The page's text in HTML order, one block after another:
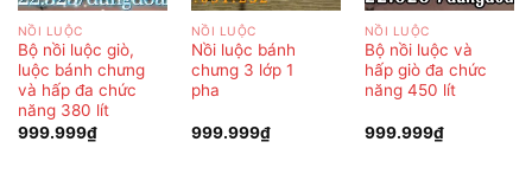
NỒI LUỘC
Bộ nồi luộc giò,
luộc bánh chưng
và hấp đa chức
năng 380 lít
999.999₫
NỒI LUỘC
Nồi luộc bánh
chưng 3 lớp 1
pha
999.999₫
NỒI LUỘC
Bộ nồi luộc và
hấp giò đa chức
năng 450 lít
999.999₫